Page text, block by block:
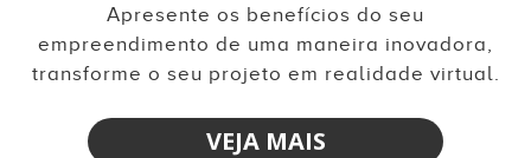
Apresente os benefícios do seu
empreendimento de uma maneira inovadora,
transforme o seu projeto em realidade virtual.
VEJA MAIS